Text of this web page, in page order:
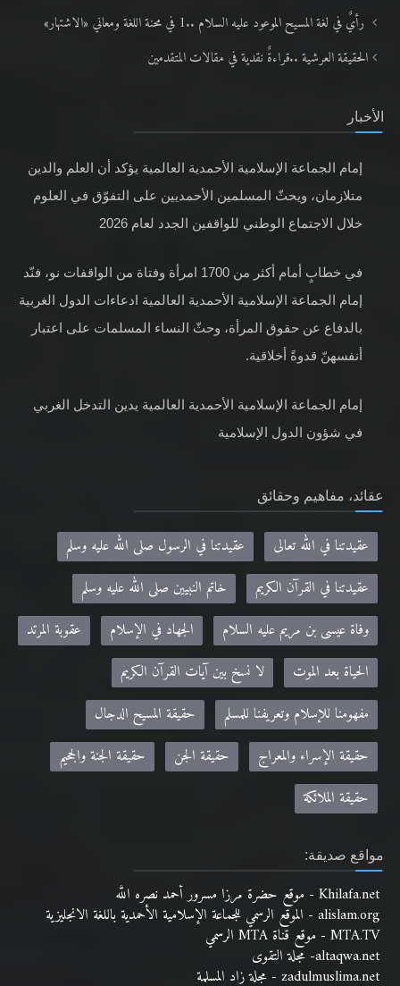
رأيٌ في لغة المسيح الموعود عليه السلام ..1 في محنة اللغة ومعاني «الاشتهار»
الحقيقة العرشية ..قراءةٌ نقدية في مقالات المتقدمين
الأخبار
إمام الجماعة الإسلامية الأحمدية العالمية يؤكد أن العلم والدين
متلازمان، ويحثّ المسلمين الأحمديين على التفوّق في العلوم
خلال الاجتماع الوطني للواقفين الجدد لعام 2026
في خطابٍ أمام أكثر من 1700 امرأة وفتاة من الواقفات نو، فنّد
إمام الجماعة الإسلامية الأحمدية العالمية ادعاءات الدول الغربية
بالدفاع عن حقوق المرأة، وحثّ النساء المسلمات على اعتبار
أنفسهنّ قدوةً أخلاقية.
إمام الجماعة الإسلامية الأحمدية العالمية يدين التدخل الغربي
في شؤون الدول الإسلامية
عقائد، مفاهيم وحقائق
عقيدتنا في الله تعالى
عقيدتنا في الرسول صلى الله عليه وسلم
عقيدتنا في القرآن الكريم
خاتم النبيين صلى الله عليه وسلم
وفاة عيسى بن مريم عليه السلام
الجهاد في الإسلام
عقوبة المرتد
الحياة بعد الموت
لا نسخ بين آيات القرآن الكريم
مفهومنا للإسلام وتعريفنا للمسلم
حقيقة المسيح الدجال
حقيقة الإسراء والمعراج
حقيقة الجن
حقيقة الجنة والجحيم
حقيقة الملائكة
مواقع صديقة:
Khilafa.net - موقع حضرة مرزا مسرور أحمد نصره الله
alislam.org - الموقع الرسمي للجماعة الإسلامية الأحمدية باللغة الانجليزية
MTA.TV - موقع قناة MTA الرسمي
altaqwa.net- مجلة التقوى
zadulmuslima.net - مجلة زاد المسلمة